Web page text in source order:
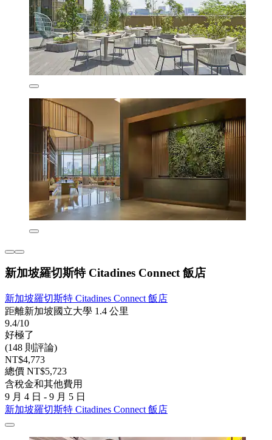
新加坡羅切斯特 Citadines Connect 飯店
新加坡羅切斯特 Citadines Connect 飯店
距離新加坡國立大學 1.4 公里
9.4/10
好極了
(148 則評論)
NT$4,773
總價 NT$5,723
含稅金和其他費用
9 月 4 日 - 9 月 5 日
新加坡羅切斯特 Citadines Connect 飯店